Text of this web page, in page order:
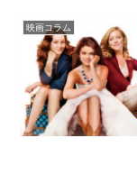
映画コラム